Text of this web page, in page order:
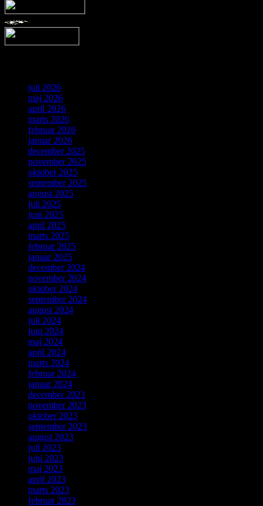
juli 2026
maj 2026
april 2026
marts 2026
februar 2026
januar 2026
december 2025
november 2025
oktober 2025
september 2025
august 2025
juli 2025
juni 2025
april 2025
marts 2025
februar 2025
januar 2025
december 2024
november 2024
oktober 2024
september 2024
august 2024
juli 2024
juni 2024
maj 2024
april 2024
marts 2024
februar 2024
januar 2024
december 2023
november 2023
oktober 2023
september 2023
august 2023
juli 2023
juni 2023
maj 2023
april 2023
marts 2023
februar 2023